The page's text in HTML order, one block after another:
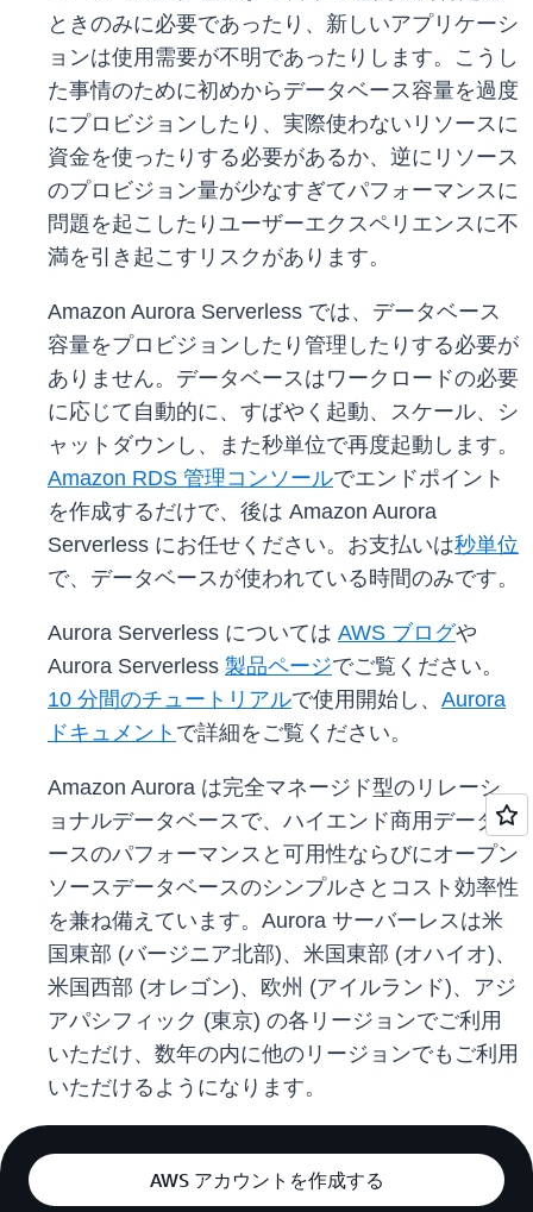
ときのみに必要であったり、新しいアプリケーシ
ョンは使用需要が不明であったりします。こうし
た事情のために初めからデータベース容量を過度
にプロビジョンしたり、実際使わないリソースに
資金を使ったりする必要があるか、逆にリソース
のプロビジョン量が少なすぎてパフォーマンスに
問題を起こしたりユーザーエクスペリエンスに不
満を引き起こすリスクがあります。
Amazon Aurora Serverless では、データベース
容量をプロビジョンしたり管理したりする必要が
ありません。データベースはワークロードの必要
に応じて自動的に、すばやく起動、スケール、シ
ャットダウンし、また秒単位で再度起動します。
Amazon RDS 管理コンソールでエンドポイント
を作成するだけで、後は Amazon Aurora
Serverless にお任せください。お支払いは秒単位
で、データベースが使われている時間のみです。
Aurora Serverless については AWS ブログや
Aurora Serverless 製品ページでご覧ください。
10 分間のチュートリアルで使用開始し、 Aurora
ドキュメント で詳細をご覧ください。
Amazon Aurora は完全マネージド型のリレーシ
ョナルデータベースで、ハイエンド商用データベ
ースのパフォーマンスと可用性ならびにオープン
ソースデータベースのシンプルさとコスト効率性
を兼ね備えています。Aurora サーバーレスは米
国東部 (バージニア北部)、米国東部 (オハイオ)、
米国西部 (オレゴン)、欧州 (アイルランド)、アジ
アパシフィック (東京) の各リージョンでご利用
いただけ、数年の内に他のリージョンでもご利用
いただけるようになります。
AWS アカウントを作成する